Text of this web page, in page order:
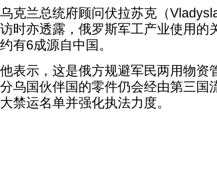
乌克兰总统府顾问伏拉苏克（
访时亦透露，俄罗斯军工产业使用的
约有6成源自中国。
他表示，这是俄方规避军民两用物资
分乌国伙伴国的零件仍会经由第三国
大禁运名单并强化执法力度。